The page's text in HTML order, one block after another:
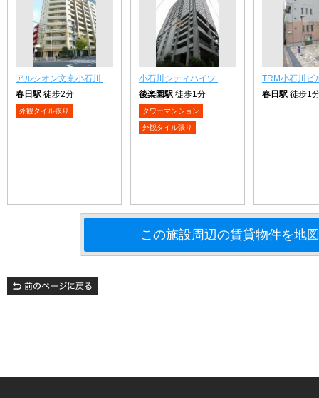
アルシオン文京小石川
春日駅 徒歩2分
外観タイル張り
小石川シティハイツ
後楽園駅 徒歩1分
タワーマンション
外観タイル張り
TRM小石川ビ
春日駅 徒歩1
この施設周辺の賃貸物件を地